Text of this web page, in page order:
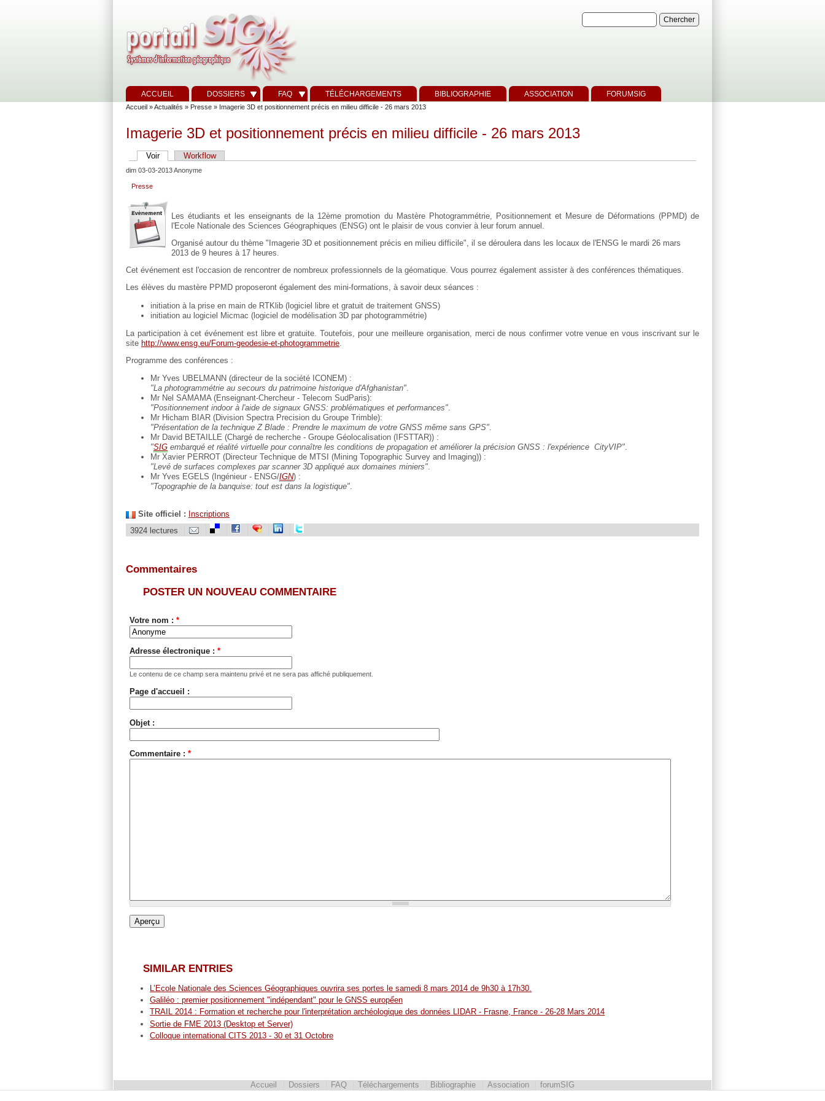
ACCUEIL DOSSIERS FAQ TÉLÉCHARGEMENTS BIBLIOGRAPHIE ASSOCIATION FORUMSIG
Accueil »Actualités » Presse » Imagerie 3D et positionnement précis en milieu difficile - 26 mars 2013
Imagerie 3D et positionnement précis en milieu difficile - 26 mars 2013
Voir Workflow
dim 03-03-2013 Anonyme
Presse
Les étudiants et les enseignants de la 12ème promotion du Mastère Photogrammétrie, Positionnement et Mesure de Déformations (PPMD) de
l'Ecole Nationale des Sciences Géographiques (ENSG) ont le plaisir de vous convier à leur forum annuel.
Organisé autour du thème "Imagerie 3D et positionnement précis en milieu difficile", il se déroulera dans les locaux de l'ENSG le mardi 26 mars
2013 de 9 heures à 17 heures.
Cet événement est l'occasion de rencontrer de nombreux professionnels de la géomatique. Vous pourrez également assister à des conférences thématiques.
Les élèves du mastère PPMD proposeront également des mini-formations, à savoir deux séances :
initiation à la prise en main de RTKlib (logiciel libre et gratuit de traitement GNSS)
initiation au logiciel Micmac (logiciel de modélisation 3D par photogrammétrie)
La participation à cet événement est libre et gratuite. Toutefois, pour une meilleure organisation, merci de nous confirmer votre venue en vous inscrivant sur le
site http://www.ensg.eu/Forum-geodesie-et-photogrammetrie
Programme des conférences :
Mr Yves UBELMANN (directeur de la société ICONEM) :
"La photogrammétrie au secours du patrimoine historique d'Afghanistan".
Mr Nel SAMAMA (Enseignant-Chercheur - Telecom SudParis):
"Positionnement indoor à l'aide de signaux GNSS: problématiques et performances".
Mr Hicham BIAR (Division Spectra Precision du Groupe Trimble):
"Présentation de la technique Z Blade : Prendre le maximum de votre GNSS même sans GPS".
Mr David BETAILLE (Chargé de recherche - Groupe Géolocalisation (IFSTTAR)) :
"SIG embarqué et réalité virtuelle pour connaître les conditions de propagation et améliorer la précision GNSS : l'expérience CityVIP".
Mr Xavier PERROT (Directeur Technique de MTSI (Mining Topographic Survey and Imaging)) :
"Levé de surfaces complexes par scanner 3D appliqué aux domaines miniers".
Mr Yves EGELS (Ingénieur - ENSG/IGN) :
"Topographie de la banquise: tout est dans la logistique".
Site officiel : Inscriptions
3924 lectures
Commentaires
POSTER UN NOUVEAU COMMENTAIRE
Votre nom : *
Adresse électronique : *
Le contenu de ce champ sera maintenu privé et ne sera pas affiché publiquement.
Page d'accueil :
Objet :
Commentaire : *
SIMILAR ENTRIES
L’Ecole Nationale des Sciences Géographiques ouvrira ses portes le samedi 8 mars 2014 de 9h30 à 17h30.
Galiléo : premier positionnement "indépendant" pour le GNSS europếen
TRAIL 2014 : Formation et recherche pour l'interprétation archéologique des données LIDAR - Frasne, France - 26-28 Mars 2014
Sortie de FME 2013 (Desktop et Server)
Colloque international CITS 2013 - 30 et 31 Octobre
Accueil Dossiers FAQ Téléchargements Bibliographie Association forumSIG